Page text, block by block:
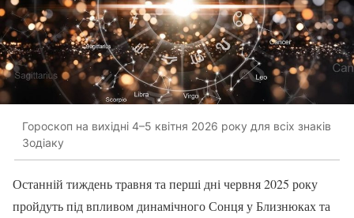
Гороскоп на вихідні 4–5 квітня 2026 року для всіх знаків
Зодіаку
Останній тиждень травня та перші дні червня 2025 року
пройдуть під впливом динамічного Сонця у Близнюках та